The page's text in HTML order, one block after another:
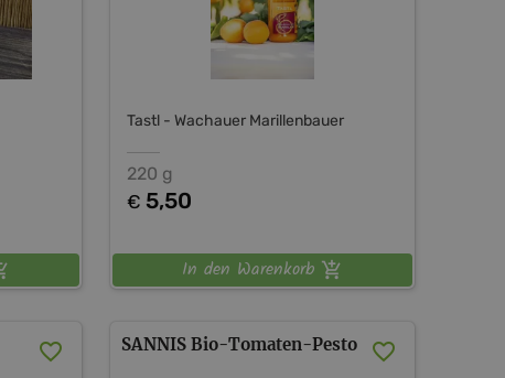
Tastl - Wachauer Marillenbauer
220 g
€ 5,50
In den Warenkorb
SANNIS Bio-Tomaten-Pesto